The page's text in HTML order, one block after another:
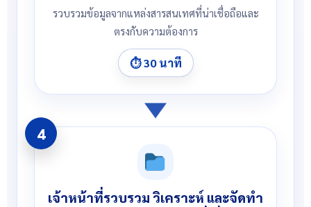
รวบรวมข้อมูลจากแหล่งสารสนเทศที่น่าเชื่อถือและ
ตรงกับความต้องการ
⏱ 30 นาที
4
เจ้าหน้าที่รวบรวม วิเคราะห์ และจัดทำ